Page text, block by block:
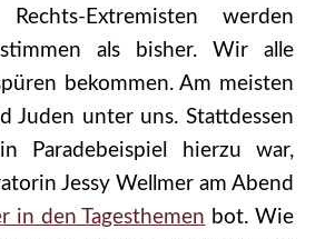
Rechts-Extremisten werden
als bisher. Wir alle
bekommen. Am meisten
Juden unter uns. Stattdessen
Paradebeispiel hierzu war,
Jessy Wellmer am Abend
in den Tagesthemen bot. Wie